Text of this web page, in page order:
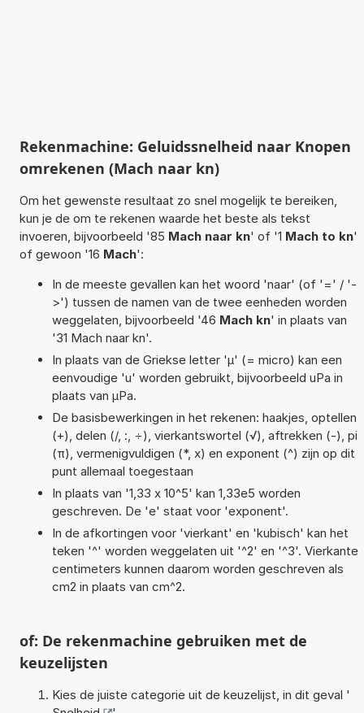
Rekenmachine: Geluidssnelheid naar Knopen
omrekenen (Mach naar kn)
Om het gewenste resultaat zo snel mogelijk te bereiken,
kun je de om te rekenen waarde het beste als tekst
invoeren, bijvoorbeeld '85 Mach naar kn' of '1 Mach to kn'
of gewoon '16 Mach':
In de meeste gevallen kan het woord 'naar' (of '=' / '-
>') tussen de namen van de twee eenheden worden
weggelaten, bijvoorbeeld '46 Mach kn' in plaats van
'31 Mach naar kn'.
In plaats van de Griekse letter 'µ' (= micro) kan een
eenvoudige 'u' worden gebruikt, bijvoorbeeld uPa in
plaats van µPa.
De basisbewerkingen in het rekenen: haakjes, optellen
(+), delen (/, :, ÷), vierkantswortel (√), aftrekken (-), pi
(π), vermenigvuldigen (*, x) en exponent (^) zijn op dit
punt allemaal toegestaan
In plaats van '1,33 x 10^5' kan 1,33e5 worden
geschreven. De 'e' staat voor 'exponent'.
In de afkortingen voor 'vierkant' en 'kubisch' kan het
teken '^' worden weggelaten uit '^2' en '^3'. Vierkante
centimeters kunnen daarom worden geschreven als
cm2 in plaats van cm^2.
of: De rekenmachine gebruiken met de
keuzelijsten
Kies de juiste categorie uit de keuzelijst, in dit geval '